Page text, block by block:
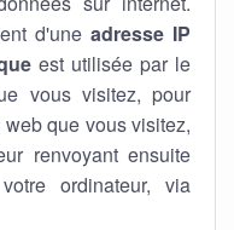
d'une adresse IP
est utilisée par le
vous visitez, pour
que vous visitez,
renvoyant ensuite
ordinateur, via